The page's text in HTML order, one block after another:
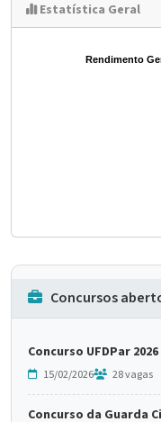
Estatística Geral
Rendimento
Concursos
Concurso UFDPar 2026
15/02/2026 28 vagas
Concurso da Guarda